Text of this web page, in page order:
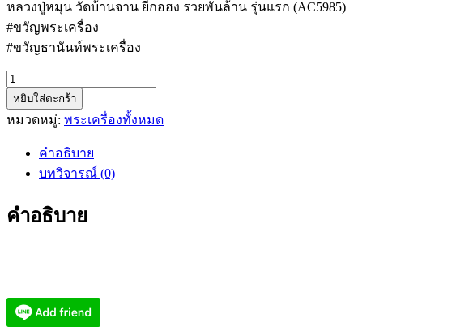
หลวงปู่หมุน วัดบ้านจาน ยี่กอฮง รวยพันล้าน รุ่นแรก (AC5985)
#ขวัญพระเครื่อง
#ขวัญธานันท์พระเครื่อง
จำนวน
หลวง
ปู่
ยี่
ล้าน
รุ่น
หยิบใส่ตะกร้า
หมวดหมู่: พระเครื่องทั้งหมด
คำอธิบาย
บทวิจารณ์ (0)
คำอธิบาย